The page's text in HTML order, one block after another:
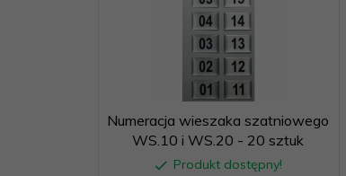
Numeracja wieszaka szatniowego
WS.10 i WS.20 - 20 sztuk
Produkt dostępny!